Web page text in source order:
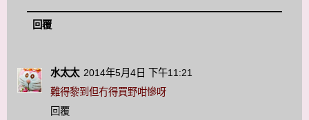
回覆
水太太 2014年5月4日 下午11:21
難得黎到但冇得買野咁慘呀
回覆